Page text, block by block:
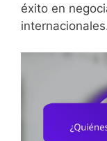
éxito en